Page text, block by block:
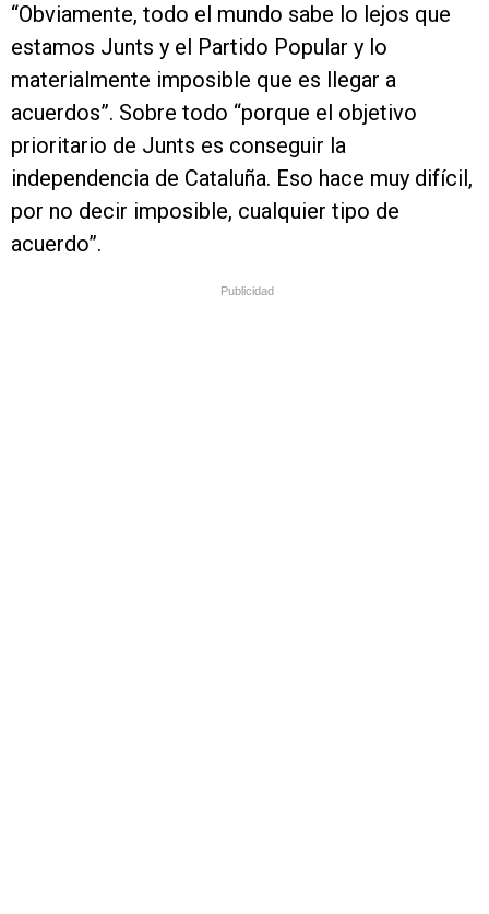
“Obviamente, todo el mundo sabe lo lejos que
estamos Junts y el Partido Popular y lo
materialmente imposible que es llegar a
acuerdos”. Sobre todo “porque el objetivo
prioritario de Junts es conseguir la
independencia de Cataluña. Eso hace muy difícil,
por no decir imposible, cualquier tipo de
acuerdo”.
Publicidad